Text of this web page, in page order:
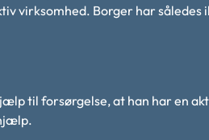
virksomhed. Borger har
til forsørgelse, at han har en